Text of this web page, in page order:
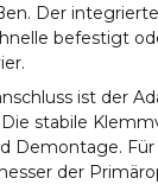
Der
befestigt
ist der
stabile
Demontage. Für
der